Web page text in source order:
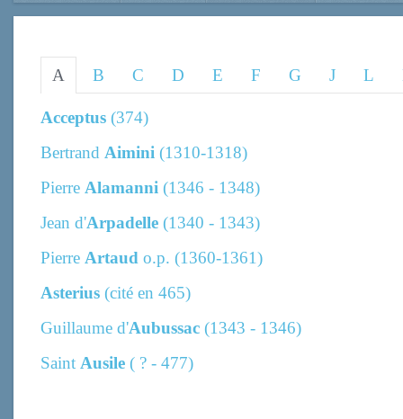
A B C D E F G J L
Acceptus (374)
Bertrand Aimini (1310-1318)
Pierre Alamanni (1346 - 1348)
Jean d'Arpadelle (1340 - 1343)
Pierre Artaud o.p. (1360-1361)
Asterius (cité en 465)
Guillaume d'Aubussac (1343 - 1346)
Saint Ausile ( ? - 477)